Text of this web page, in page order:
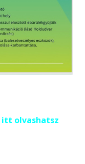
itt olvashatsz